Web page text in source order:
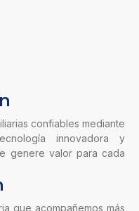
confiables mediante
innovadora y
genere valor para cada
que acompañemos más